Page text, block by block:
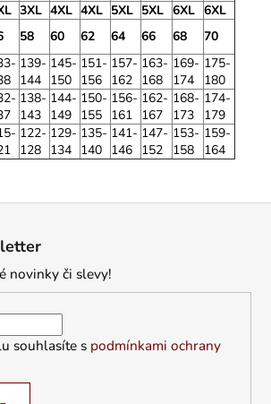
3XL 4XL 4XL 5XL 5XL 6XL 6XL
58 60 62 64 66 68
70
139-
144
145-
150
151-
156
157-
162
163-
168
169-
174
175-
180
138-
143
144-
149
150-
155
156-
161
162-
167
168-
173
174-
179
122-
128
129-
134
135-
140
141-
146
147-
152
153-
158
159-
164
novinky či slevy!
souhlasíte s podmínkami ochrany